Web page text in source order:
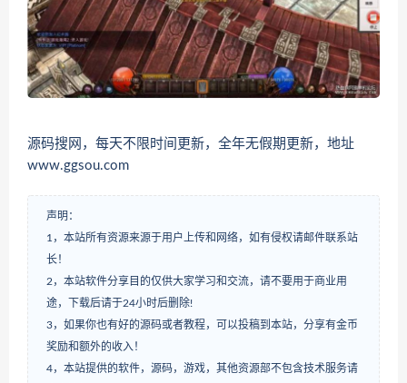
源码搜网，每天不限时间更新，全年无假期更新，地址
www.ggsou.com
声明：
1，本站所有资源来源于用户上传和网络，如有侵权请邮件联系站
长！
2，本站软件分享目的仅供大家学习和交流，请不要用于商业用
途，下载后请于24小时后删除!
3，如果你也有好的源码或者教程，可以投稿到本站，分享有金币
奖励和额外的收入！
4，本站提供的软件，源码，游戏，其他资源部不包含技术服务请